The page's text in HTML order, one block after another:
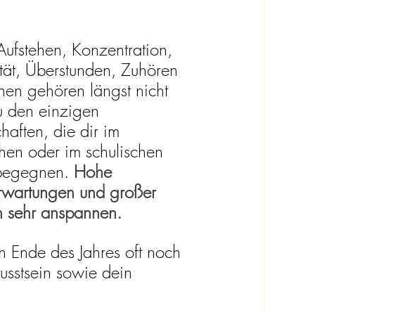
Konzentration,
Überstunden, Zuhören
gehören längst nicht
den einzigen
die dir im
oder im schulischen
Hohe
und großer
sehr anspannen.
des Jahres oft noch
sowie dein